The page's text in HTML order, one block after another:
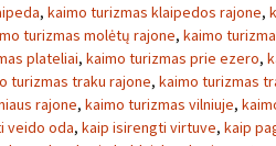
, kaimo turizmas klaipedos rajone,
turizmas molėtų rajone, kaimo
plateliai, kaimo turizmas prie ezero,
turizmas traku rajone, kaimo turizmas
rajone, kaimo turizmas vilniuje,
veido oda, kaip isirengti virtuve, kaip